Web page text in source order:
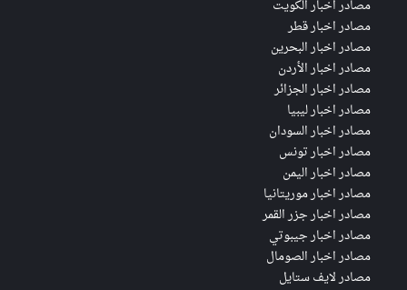
مصادر اخبار الكويت
مصادر اخبار قطر
مصادر اخبار البحرين
مصادر اخبار الأردن
مصادر اخبار الجزائر
مصادر اخبار ليبيا
مصادر اخبار السودان
مصادر اخبار تونس
مصادر اخبار اليمن
مصادر اخبار موريتانيا
مصادر اخبار جزر القمر
مصادر اخبار جيبوتي
مصادر اخبار الصومال
مصادر لايف ستايل